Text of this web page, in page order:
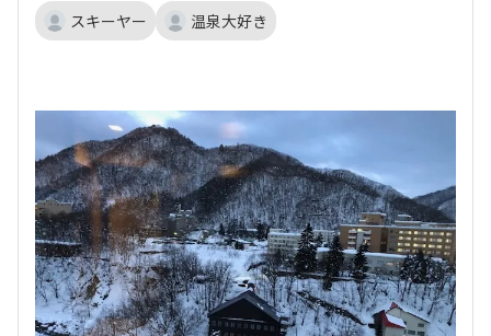
スキーヤー 温泉大好き